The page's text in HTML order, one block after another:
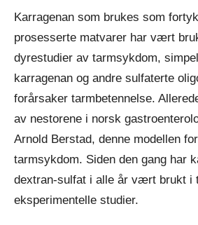
Karragenan som brukes som
prosesserte matvarer har vært
dyrestudier av tarmsykdom,
karragenan og andre sulfaterte
forårsaker tarmbetennelse.
av nestorene i norsk
Arnold Berstad, denne modellen
tarmsykdom. Siden den gang har
dextran-sulfat i alle år vært brukt i
eksperimentelle studier.